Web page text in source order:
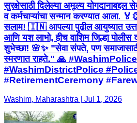
सुरक्षेसाठी दिलेल्या अमूल्य योगदानाबद्दल
व कर्मचाऱ्यांचा सन्मान करण्यात आला.
सलाम! 🇮🇳 आपल्या पुढील आयुष्यात
आणि यश लाभो, हीच वाशिम जिल्हा
शुभेच्छा! 🌸✨ "सेवा संपते, पण
स्मरणात राहते." 🙏 #WashimPolice
#WashimDistrictPolice
#RetirementCeremony
Washim, Maharashtra | Jul 1, 2026